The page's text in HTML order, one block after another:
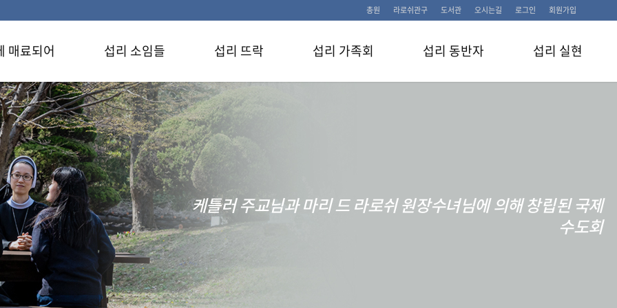
총원 라로쉬관구 도서관 오시는길 로그인 회원가입
매료되어 섭리 소임들 섭리 뜨락 섭리 가족회 섭리 동반자 섭리 실현
케틀러 주교님과 마리 드 라로쉬 원장수녀님에 의해 창립된 국제
수도회